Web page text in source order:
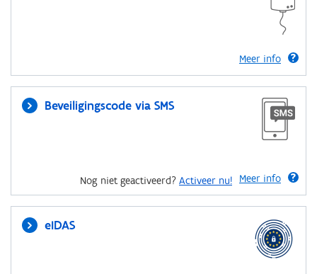
Meer info
Beveiligingscode via SMS
Meer info
Nog niet geactiveerd? Activeer nu!
eIDAS